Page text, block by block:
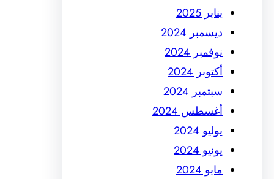
يناير 2025
ديسمبر 2024
نوفمبر 2024
أكتوبر 2024
سبتمبر 2024
أغسطس 2024
يوليو 2024
يونيو 2024
مايو 2024